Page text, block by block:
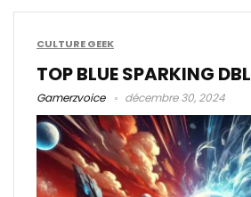
CULTURE GEEK
TOP BLUE SPARKING DBL
Gamerzvoice décembre 30, 2024